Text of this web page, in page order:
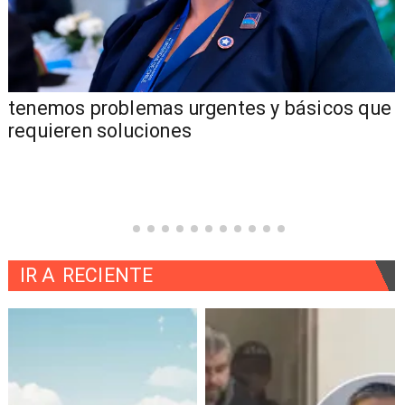
tenemos problemas urgentes y básicos que
requieren soluciones
IR A RECIENTE